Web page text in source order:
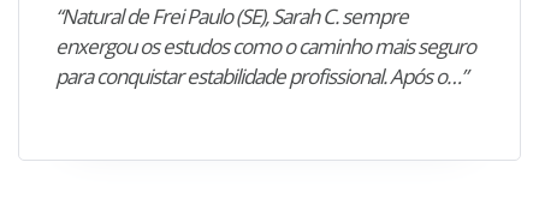
“Natural de Frei Paulo (SE), Sarah C. sempre
enxergou os estudos como o caminho mais seguro
para conquistar estabilidade profissional. Após o…”